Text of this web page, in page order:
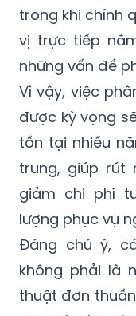
trong khi chính
vị trực tiếp
những vấn đề
Vì vậy, việc
được kỳ vọng
tồn tại nhiều
trung, giúp rút
giảm chi phí
lượng phục vụ
Đáng chú ý,
không phải là
thuật đơn